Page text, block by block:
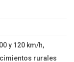
y 120 km/h,
rurales